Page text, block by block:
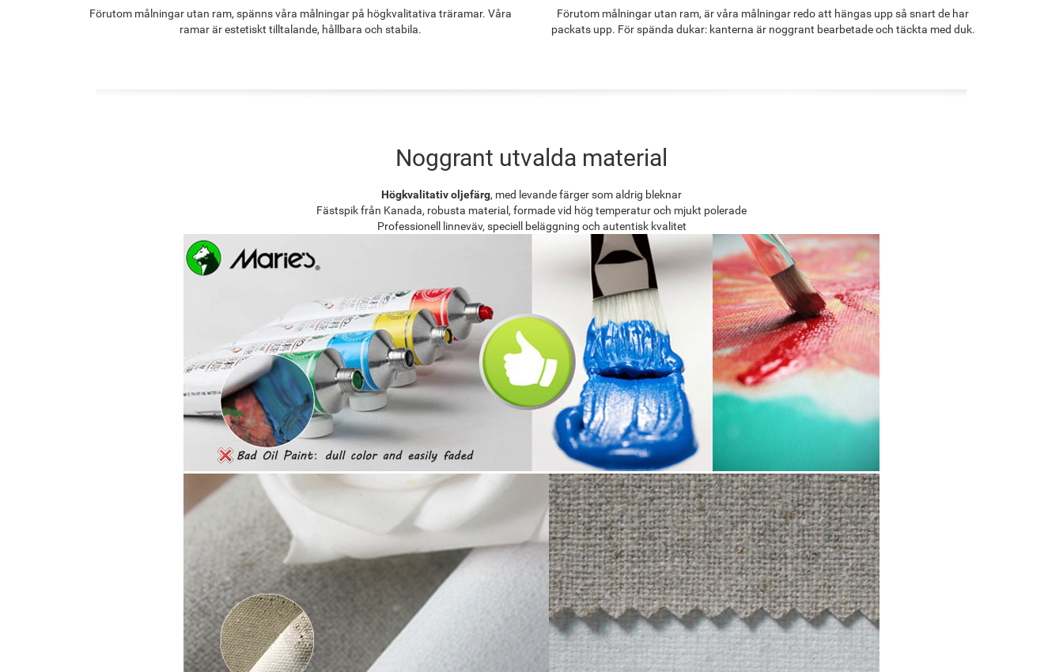
Förutom målningar utan ram, spänns våra målningar på högkvalitativa träramar. Våra
ramar är estetiskt tilltalande, hållbara och stabila.
Förutom målningar utan ram, är våra målningar redo att hängas upp så snart de har
packats upp. För spända dukar: kanterna är noggrant bearbetade och täckta med duk.
Noggrant utvalda material
Högkvalitativ oljefärg, med levande färger som aldrig bleknar
Fästspik från Kanada, robusta material, formade vid hög temperatur och mjukt polerade
Professionell linneväv, speciell beläggning och autentisk kvalitet